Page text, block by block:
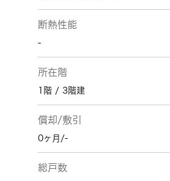
断熱性能
-
所在階
1階 / 3階建
償却/敷引
0ヶ月/-
総戸数